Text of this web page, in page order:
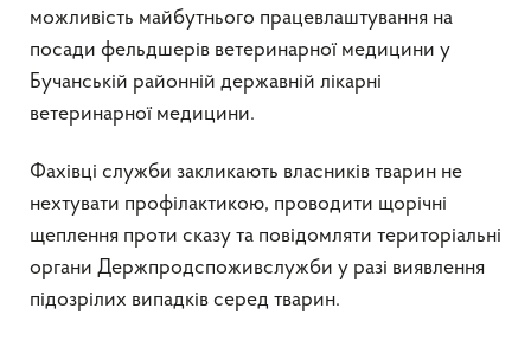
можливість майбутнього працевлаштування на
посади фельдшерів ветеринарної медицини у
Бучанській районній державній лікарні
ветеринарної медицини.
Фахівці служби закликають власників тварин не
нехтувати профілактикою, проводити щорічні
щеплення проти сказу та повідомляти територіальні
органи Держпродспоживслужби у разі виявлення
підозрілих випадків серед тварин.